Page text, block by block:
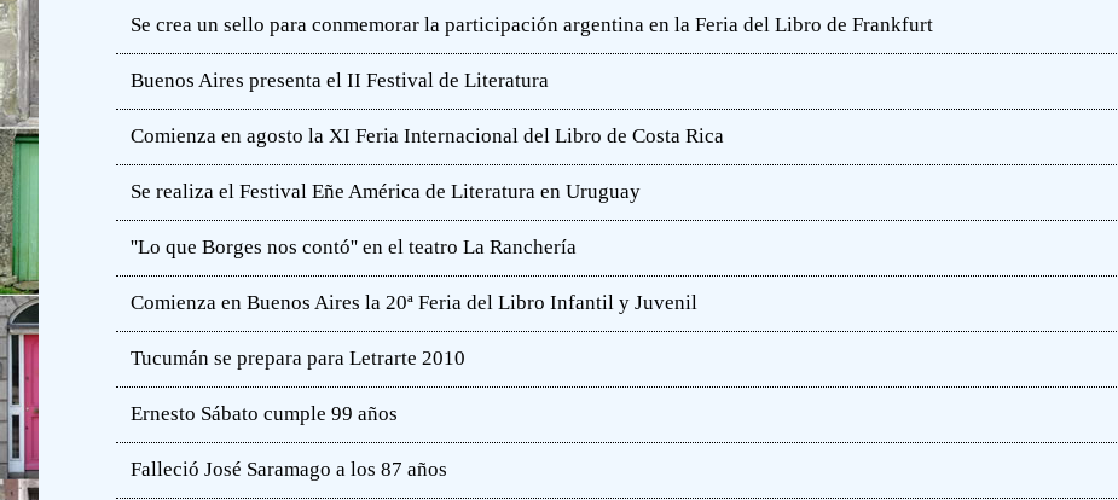
Se crea un sello para conmemorar la participación argentina en la Feria del Libro de Frankfurt
Buenos Aires presenta el II Festival de Literatura
Comienza en agosto la XI Feria Internacional del Libro de Costa Rica
Se realiza el Festival Eñe América de Literatura en Uruguay
''Lo que Borges nos contó'' en el teatro La Ranchería
Comienza en Buenos Aires la 20ª Feria del Libro Infantil y Juvenil
Tucumán se prepara para Letrarte 2010
Ernesto Sábato cumple 99 años
Falleció José Saramago a los 87 años